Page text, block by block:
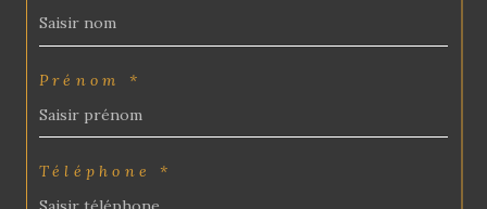
Prénom *
Téléphone *